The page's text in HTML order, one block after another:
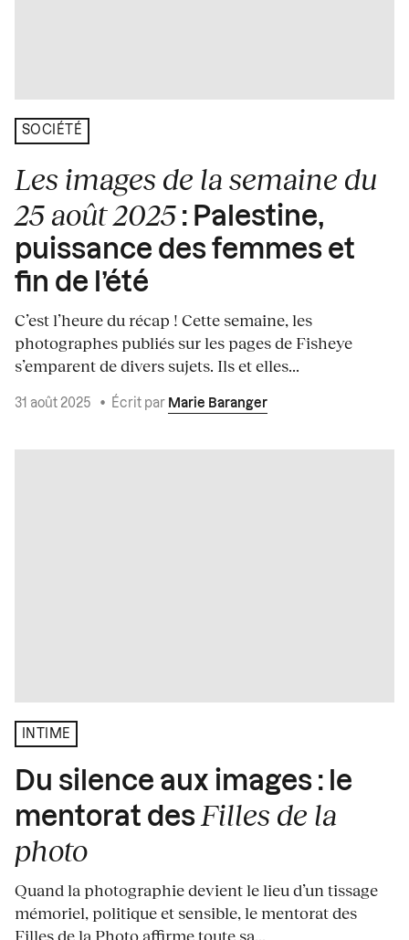
SOCIÉTÉ
Les images de la semaine du
25 août 2025 : Palestine,
puissance des femmes et
fin de l’été
C’est l’heure du récap ! Cette semaine, les
photographes publiés sur les pages de Fisheye
s’emparent de divers sujets. Ils et elles...
31 août 2025 • Écrit par Marie Baranger
INTIME
Du silence aux images : le
mentorat desFilles de la
photo
Quand la photographie devient le lieu d’un tissage
mémoriel, politique et sensible, le mentorat des
Filles de la Photo affirme toute sa...